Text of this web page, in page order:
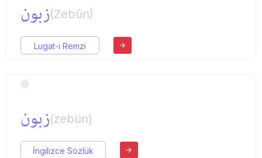
زبون(Zebûn)
Lugat-ı Remzi
زبون(zebün)
İngilizce Sözlük